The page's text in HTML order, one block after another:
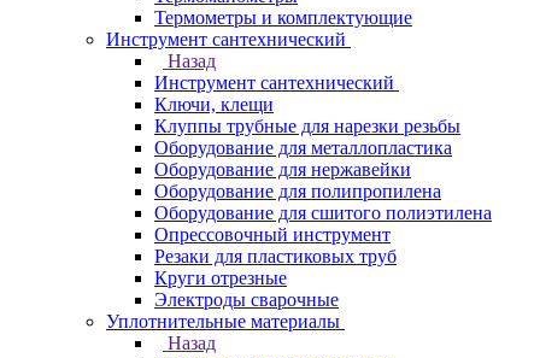
Термометры и комплектующие
Инструмент сантехнический
Назад
Инструмент сантехнический
Ключи, клещи
Клуппы трубные для нарезки резьбы
Оборудование для металлопластика
Оборудование для нержавейки
Оборудование для полипропилена
Оборудование для сшитого полиэтилена
Опрессовочный инструмент
Резаки для пластиковых труб
Круги отрезные
Электроды сварочные
Уплотнительные материалы
Назад